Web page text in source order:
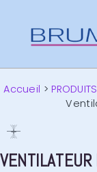
Accueil > PRODUITS